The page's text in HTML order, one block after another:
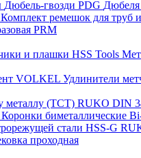
Дюбель-гвозди PDG
Комплект ремешок для труб
PRM
и плашки HSS Tools
VOLKEL Удлинители
металлу (ТСТ) RUKO DIN
Коронки биметаллические
стали HSS-G
проходная